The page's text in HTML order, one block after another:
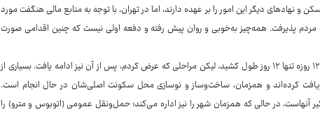
نهادهای دیگر این امور را بر عهده دارند، اما در تهران، با توجه به منابع مالی هنگفت مورد
مردم پذیرفت. همه‌چیز به‌خوبی و روان پیش رفته و دفعه‌ اولی نیست که چنین اقدامی صورت
سخنگوی شورای شهر تهران در ادامه توضیح داد: جنگ ۱۲ روزه تنها ۱۲ روز طول کشید، لیکن مراحلی که عرض کردم، پس از آن نیز ادامه یافت. بسیاری از
کرده‌اند و همزمان، ساخت‌وساز و نوسازی محل سکونت اصلی‌شان در حال انجام است.
آنهاست، در حالی که همزمان شهر را نیز اداره می‌کند؛ حمل‌ونقل عمومی (اتوبوس و مترو) را